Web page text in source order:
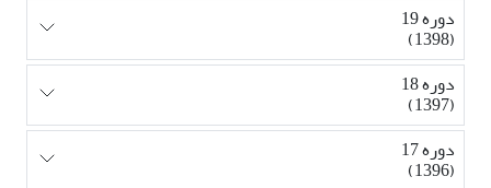
دوره 19
(1398)
دوره 18
(1397)
دوره 17
(1396)